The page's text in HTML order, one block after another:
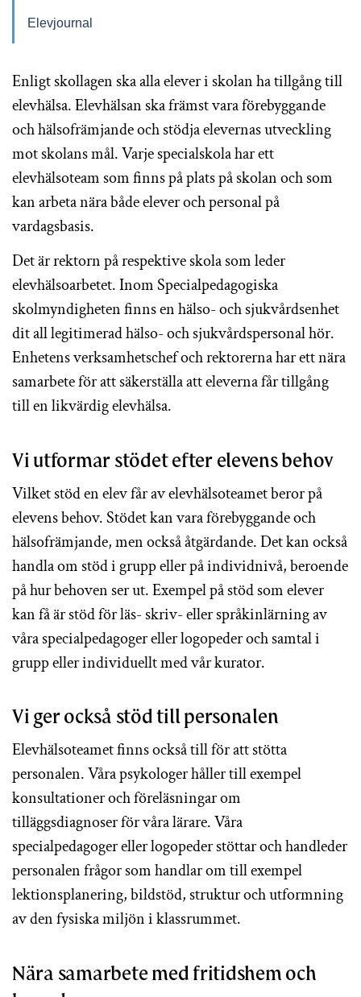
Elevjournal
Enligt skollagen ska alla elever i skolan ha tillgång till
elevhälsa. Elevhälsan ska främst vara förebyggande
och hälsofrämjande och stödja elevernas utveckling
mot skolans mål. Varje specialskola har ett
elevhälsoteam som finns på plats på skolan och som
kan arbeta nära både elever och personal på
vardagsbasis.
Det är rektorn på respektive skola som leder
elevhälsoarbetet. Inom Specialpedagogiska
skolmyndigheten finns en hälso- och sjukvårdsenhet
dit all legitimerad hälso- och sjukvårdspersonal hör.
Enhetens verksamhetschef och rektorerna har ett nära
samarbete för att säkerställa att eleverna får tillgång
till en likvärdig elevhälsa.
Vi utformar stödet efter elevens behov
Vilket stöd en elev får av elevhälsoteamet beror på
elevens behov. Stödet kan vara förebyggande och
hälsofrämjande, men också åtgärdande. Det kan också
handla om stöd i grupp eller på individnivå, beroende
på hur behoven ser ut. Exempel på stöd som elever
kan få är stöd för läs- skriv- eller språkinlärning av
våra specialpedagoger eller logopeder och samtal i
grupp eller individuellt med vår kurator.
Vi ger också stöd till personalen
Elevhälsoteamet finns också till för att stötta
personalen. Våra psykologer håller till exempel
konsultationer och föreläsningar om
tilläggsdiagnoser för våra lärare. Våra
specialpedagoger eller logopeder stöttar och handleder
personalen frågor som handlar om till exempel
lektionsplanering, bildstöd, struktur och utformning
av den fysiska miljön i klassrummet.
Nära samarbete med fritidshem och